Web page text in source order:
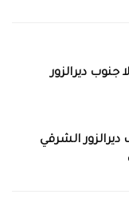
ديرالزور
الشرقي